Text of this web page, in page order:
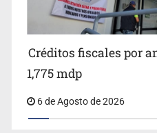
Créditos fiscales por
1,775 mdp
6 de Agosto de 2026